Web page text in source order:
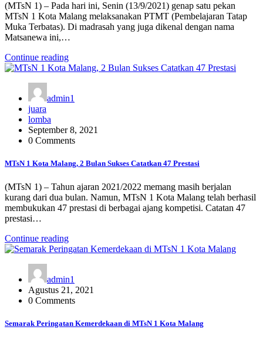
(MTsN 1) – Pada hari ini, Senin (13/9/2021) genap satu pekan
MTsN 1 Kota Malang melaksanakan PTMT (Pembelajaran Tatap
Muka Terbatas). Di madrasah yang juga dikenal dengan nama
Matsanewa ini,…
Continue reading
admin1
juara
lomba
September 8, 2021
0 Comments
MTsN 1 Kota Malang, 2 Bulan Sukses Catatkan 47 Prestasi
(MTsN 1) – Tahun ajaran 2021/2022 memang masih berjalan
kurang dari dua bulan. Namun, MTsN 1 Kota Malang telah berhasil
membukukan 47 prestasi di berbagai ajang kompetisi. Catatan 47
prestasi…
Continue reading
admin1
Agustus 21, 2021
0 Comments
Semarak Peringatan Kemerdekaan di MTsN 1 Kota Malang